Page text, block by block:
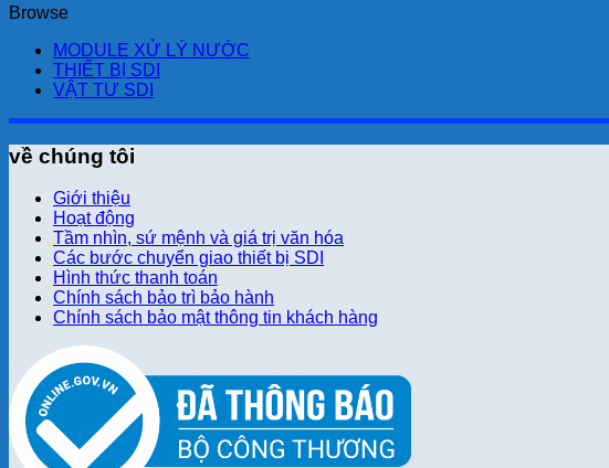
Browse
MODULE XỬ LÝ NƯỚC
THIẾT BỊ SDI
VẬT TƯ SDI
về chúng tôi
Giới thiệu
Hoạt động
Tầm nhìn, sứ mệnh và giá trị văn hóa
Các bước chuyển giao thiết bị SDI
Hình thức thanh toán
Chính sách bảo trì bảo hành
Chính sách bảo mật thông tin khách hàng